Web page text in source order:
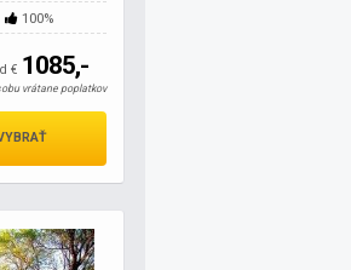
100%
€ 1085,-
vrátane poplatkov